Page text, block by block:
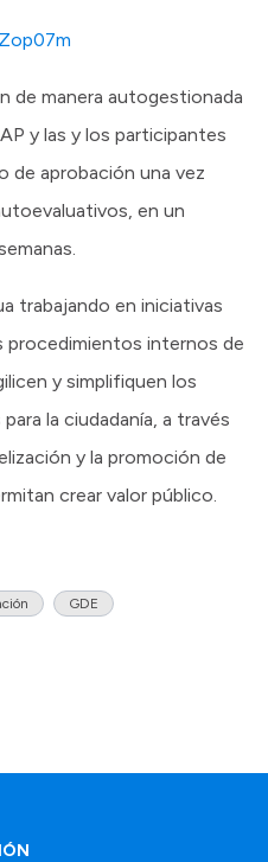
de manera autogestionada
y las y los participantes
de aprobación una vez
en un
trabajando en iniciativas
procedimientos internos de
y simplifiquen los
la ciudadanía, a través
y la promoción de
crear valor público.
GDE